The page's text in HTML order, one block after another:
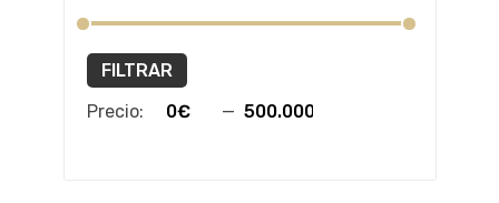
FILTRAR
Precio:
—